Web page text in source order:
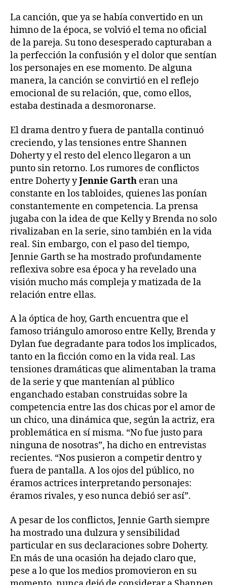
La canción, que ya se había convertido en un
himno de la época, se volvió el tema no oficial
de la pareja. Su tono desesperado capturaban a
la perfección la confusión y el dolor que sentían
los personajes en ese momento. De alguna
manera, la canción se convirtió en el reflejo
emocional de su relación, que, como ellos,
estaba destinada a desmoronarse.
El drama dentro y fuera de pantalla continuó
creciendo, y las tensiones entre Shannen
Doherty y el resto del elenco llegaron a un
punto sin retorno. Los rumores de conflictos
entre Doherty yJennie Garth eran una
constante en los tabloides, quienes las ponían
constantemente en competencia. La prensa
jugaba con la idea de que Kelly y Brenda no solo
rivalizaban en la serie, sino también en la vida
real. Sin embargo, con el paso del tiempo,
Jennie Garth se ha mostrado profundamente
reflexiva sobre esa época y ha revelado una
visión mucho más compleja y matizada de la
relación entre ellas.
A la óptica de hoy, Garth encuentra que el
famoso triángulo amoroso entre Kelly, Brenda y
Dylan fue degradante para todos los implicados,
tanto en la ficción como en la vida real. Las
tensiones dramáticas que alimentaban la trama
de la serie y que mantenían al público
enganchado estaban construidas sobre la
competencia entre las dos chicas por el amor de
un chico, una dinámica que, según la actriz, era
problemática en sí misma. “No fue justo para
ninguna de nosotras”, ha dicho en entrevistas
recientes. “Nos pusieron a competir dentro y
fuera de pantalla. A los ojos del público, no
éramos actrices interpretando personajes:
éramos rivales, y eso nunca debió ser así”.
A pesar de los conflictos, Jennie Garth siempre
ha mostrado una dulzura y sensibilidad
particular en sus declaraciones sobre Doherty.
En más de una ocasión ha dejado claro que,
pese a lo que los medios promovieron en su